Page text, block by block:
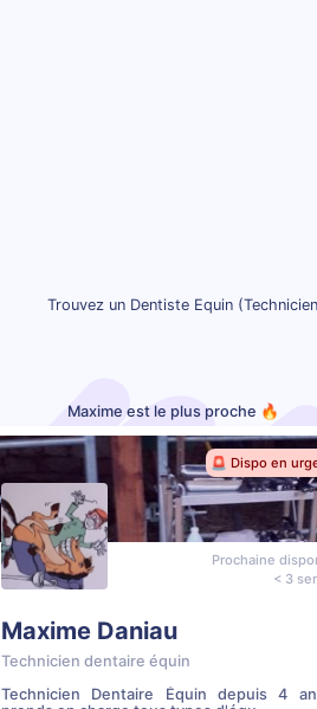
Trouvez un Dentiste Equin
Maxime est le plus proche 🔥
🚨 Dispo en
Prochaine
< 3
Maxime Daniau
Technicien dentaire équin
Technicien Dentaire Équin depuis 4